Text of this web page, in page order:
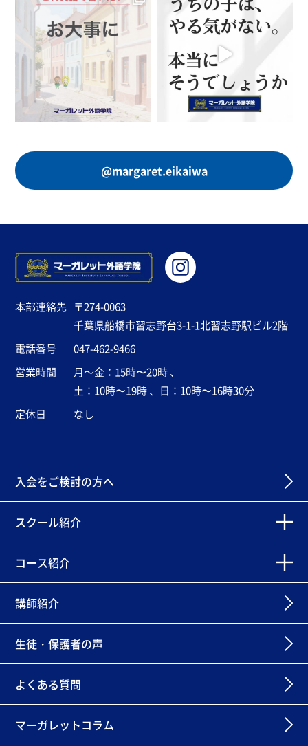
@margaret.eikaiwa
本部連絡先 〒274-0063
千葉県船橋市習志野台3-1-1北習志野駅ビル2階
電話番号
047-462-9466
営業時間
月～金：15時〜20時 、
土：10時〜19時 、日：10時〜16時30分
定休日
なし
入会をご検討の方へ
スクール紹介
コース紹介
講師紹介
生徒・保護者の声
よくある質問
マーガレットコラム